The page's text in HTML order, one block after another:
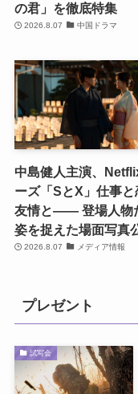
の君」を徹底特集
2026.8.07 中国ドラマ
中島健人主演、
ーズ「SとX」仕事と
友情と―― 登場人物
姿を捉えた場面写真
2026.8.07 メディア情報
プレゼント
試写会